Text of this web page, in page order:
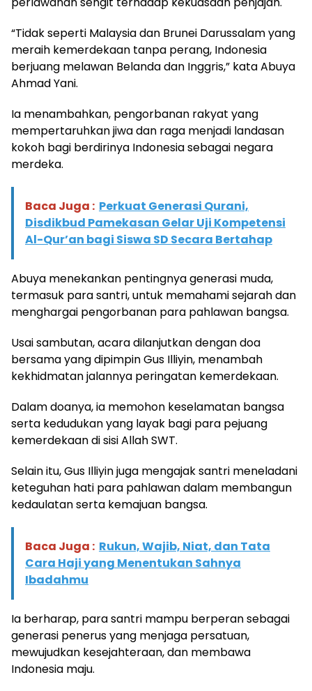
“Tidak seperti Malaysia dan Brunei Darussalam yang
meraih kemerdekaan tanpa perang, Indonesia
berjuang melawan Belanda dan Inggris,” kata Abuya
Ahmad Yani.
Ia menambahkan, pengorbanan rakyat yang
mempertaruhkan jiwa dan raga menjadi landasan
kokoh bagi berdirinya Indonesia sebagai negara
merdeka.
Baca Juga : Perkuat Generasi Qurani,
Disdikbud Pamekasan Gelar Uji Kompetensi
Al-Qur’an bagi Siswa SD Secara Bertahap
Abuya menekankan pentingnya generasi muda,
termasuk para santri, untuk memahami sejarah dan
menghargai pengorbanan para pahlawan bangsa.
Usai sambutan, acara dilanjutkan dengan doa
bersama yang dipimpin Gus Illiyin, menambah
kekhidmatan jalannya peringatan kemerdekaan.
Dalam doanya, ia memohon keselamatan bangsa
serta kedudukan yang layak bagi para pejuang
kemerdekaan di sisi Allah SWT.
Selain itu, Gus Illiyin juga mengajak santri meneladani
keteguhan hati para pahlawan dalam membangun
kedaulatan serta kemajuan bangsa.
Baca Juga : Rukun, Wajib, Niat, dan Tata
Cara Haji yang Menentukan Sahnya
Ibadahmu
Ia berharap, para santri mampu berperan sebagai
generasi penerus yang menjaga persatuan,
mewujudkan kesejahteraan, dan membawa
Indonesia maju.